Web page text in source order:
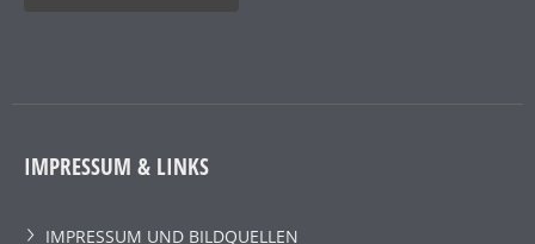
IMPRESSUM & LINKS
IMPRESSUM UND BILDQUELLEN